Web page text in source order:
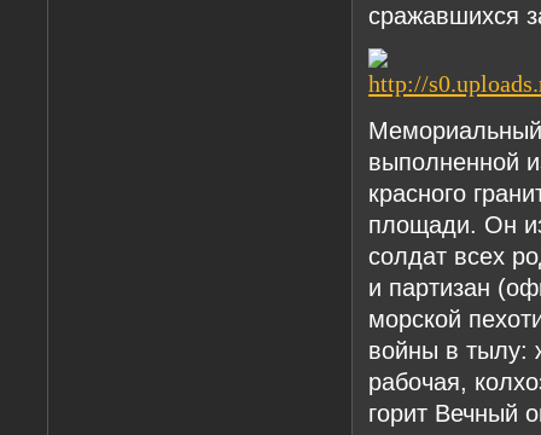
сражавшихся
Мемориальный
выполненной
красного
площади. Он
солдат всех
и партизан
морской
войны в тылу:
рабочая,
горит Вечный